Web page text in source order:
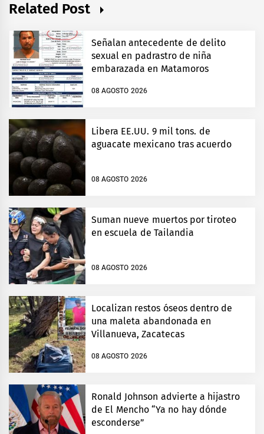
Related Post
Señalan antecedente de delito
sexual en padrastro de niña
embarazada en Matamoros
08 AGOSTO 2026
Libera EE.UU. 9 mil tons. de
aguacate mexicano tras acuerdo
08 AGOSTO 2026
Suman nueve muertos por tiroteo
en escuela de Tailandia
08 AGOSTO 2026
Localizan restos óseos dentro de
una maleta abandonada en
Villanueva, Zacatecas
08 AGOSTO 2026
Ronald Johnson advierte a hijastro
de El Mencho “Ya no hay dónde
esconderse”